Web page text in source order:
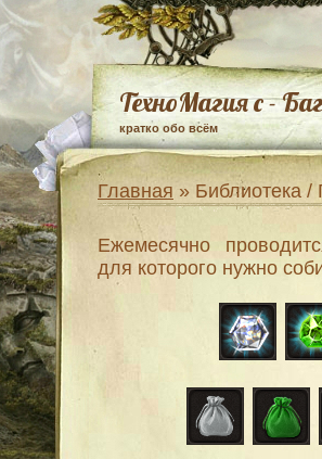
ТехноМагия с -
кратко обо всём
Главная » Библиотека
Ежемесячно
для которого нужно